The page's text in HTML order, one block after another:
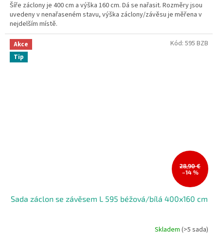
Šíře záclony je 400 cm a výška 160 cm. Dá se nařasit. Rozměry jsou
uvedeny v nenařaseném stavu, výška záclony/závěsu je měřena v
nejdelším místě.
Akce
Tip
28,90 €
–14 %
Sada záclon se závěsem L 595 béžová/bílá 400x160 cm
Skladem (>5 sada)
Kód: 595 BZB